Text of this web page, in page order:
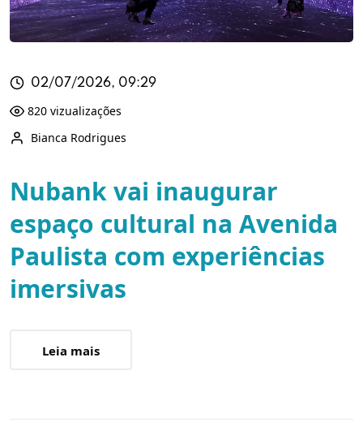
02/07/2026, 09:29
820 vizualizações
Bianca Rodrigues
Nubank vai inaugurar
espaço cultural na Avenida
Paulista com experiências
imersivas
Leia mais